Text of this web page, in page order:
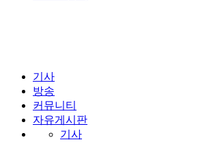
기사
방송
커뮤니티
자유게시판
기사